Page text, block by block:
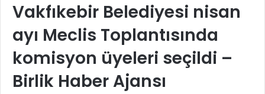
Vakfıkebir Belediyesi nisan
ayı Meclis Toplantısında
komisyon üyeleri seçildi –
Birlik Haber Ajansı